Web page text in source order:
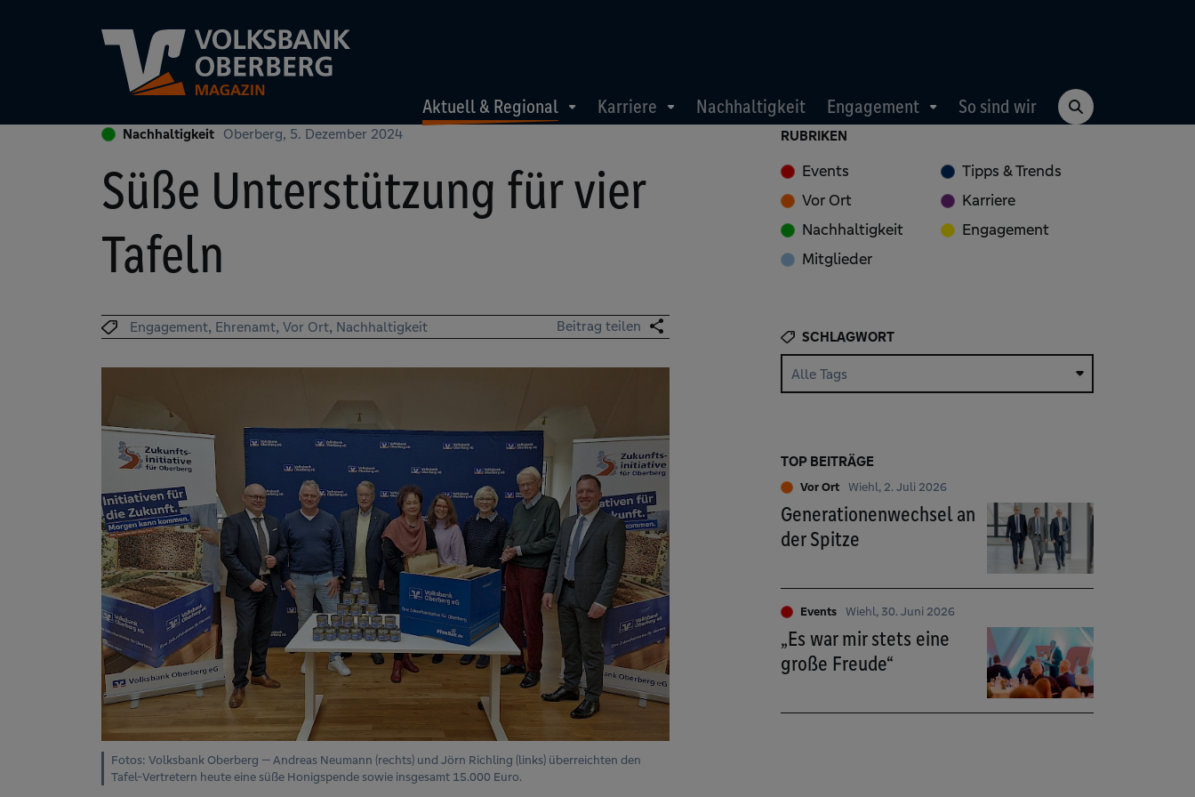
Aktuell & Regional Karriere Nachhaltigkeit Engagement So sind wir
Nachhaltigkeit Oberberg, 5. Dezember 2024
Süße Unterstützung für vier
Tafeln
Engagement Ehrenamt Vor Ort Nachhaltigkeit Beitrag teilen
Fotos: Volksbank Oberberg — Andreas Neumann (rechts) und Jörn Richling (links) überreichten den
Tafel-Vertretern heute eine süße Honigspende sowie insgesamt 15.000 Euro.
RUBRIKEN
Events
Tipps & Trends
Vor Ort
Karriere
Nachhaltigkeit
Engagement
Mitglieder
SCHLAGWORT
Alle Tags
TOP BEITRÄGE
Vor Ort Wiehl, 2. Juli 2026
Generationenwechsel an
der Spitze
Events Wiehl, 30. Juni 2026
„Es war mir stets eine
große Freude“